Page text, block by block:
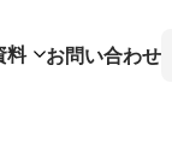
料 お問い合わせ